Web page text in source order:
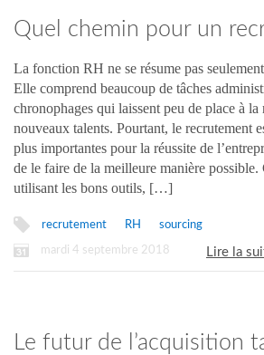
Quel chemin pour un
réussi ?
La fonction RH ne se résume pas
Elle comprend beaucoup de tâches
chronophages qui laissent peu de place à la
nouveaux talents. Pourtant, le recrutement
plus importantes pour la réussite de
de le faire de la meilleure manière possible.
utilisant les bons outils, […]
recrutement RH sourcing
mardi 4 septembre 2018 Lire la
Le futur de l’acquisition